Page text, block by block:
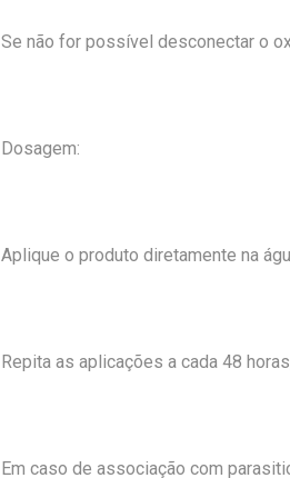
Se não for possível desconectar o
Dosagem:
Aplique o produto diretamente na
Repita as aplicações a cada 48
Em caso de associação com